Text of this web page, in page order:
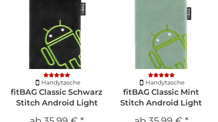
Handytasche
fitBAG Classic Schwarz
Stitch Android Light
Handytasche
fitBAG Classic Mint
Stitch Android Light